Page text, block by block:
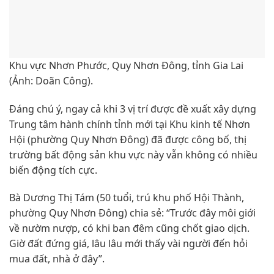
Khu vực Nhơn Phước, Quy Nhơn Đông, tỉnh Gia Lai
(Ảnh: Doãn Công).
Đáng chú ý, ngay cả khi 3 vị trí được đề xuất xây dựng
Trung tâm hành chính tỉnh mới tại Khu kinh tế Nhơn
Hội (phường Quy Nhơn Đông) đã được công bố, thị
trường bất động sản khu vực này vẫn không có nhiều
biến động tích cực.
Bà Dương Thị Tám (50 tuổi, trú khu phố Hội Thành,
phường Quy Nhơn Đông) chia sẻ: “Trước đây môi giới
về nườm nượp, có khi ban đêm cũng chốt giao dịch.
Giờ đất đứng giá, lâu lâu mới thấy vài người đến hỏi
mua đất, nhà ở đây”.